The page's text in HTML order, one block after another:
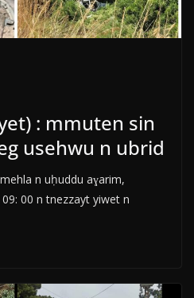
: mmuten sin
usehwu n ubrid
n uḥuddu aɣarim,
00 n tnezzayt yiwet n